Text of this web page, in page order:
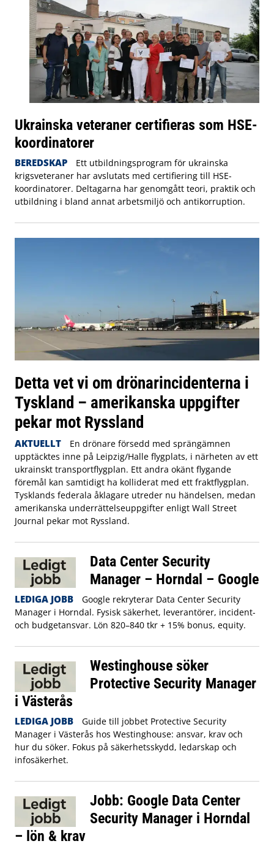
Ukrainska veteraner certifieras som HSE-
koordinatorer
BEREDSKAP
Ett utbildningsprogram för ukrainska
krigsveteraner har avslutats med certifiering till HSE-
koordinatorer. Deltagarna har genomgått teori, praktik och
utbildning i bland annat arbetsmiljö och antikorruption.
Detta vet vi om drönarincidenterna i
Tyskland – amerikanska uppgifter
pekar mot Ryssland
AKTUELLT
En drönare försedd med sprängämnen
upptäcktes inne på Leipzig/Halle flygplats, i närheten av ett
ukrainskt transportflygplan. Ett andra okänt flygande
föremål kan samtidigt ha kolliderat med ett fraktflygplan.
Tysklands federala åklagare utreder nu händelsen, medan
amerikanska underrättelseuppgifter enligt Wall Street
Journal pekar mot Ryssland.
Data Center Security
Manager – Horndal – Google
LEDIGA JOBB
Google rekryterar Data Center Security
Manager i Horndal. Fysisk säkerhet, leverantörer, incident-
och budgetansvar. Lön 820–840 tkr + 15% bonus, equity.
Westinghouse söker
Protective Security Manager
i Västerås
LEDIGA JOBB
Guide till jobbet Protective Security
Manager i Västerås hos Westinghouse: ansvar, krav och
hur du söker. Fokus på säkerhetsskydd, ledarskap och
infosäkerhet.
Jobb: Google Data Center
Security Manager i Horndal
– lön & krav